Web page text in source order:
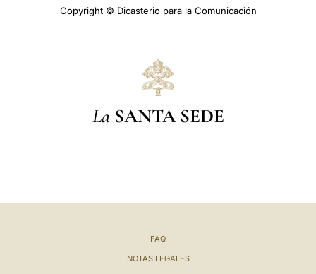
Copyright © Dicasterio para la Comunicación
La SANTA SEDE
FAQ
NOTAS LEGALES